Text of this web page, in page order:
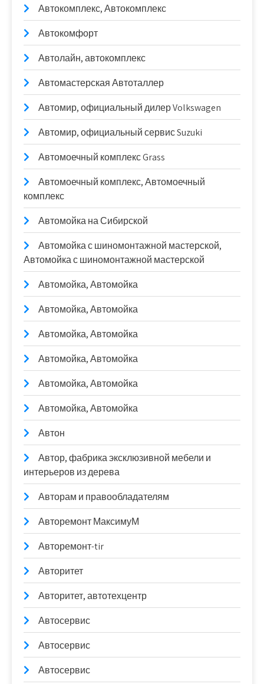
Автокомплекс, Автокомплекс
Автокомфорт
Автолайн, автокомплекс
Автомастерская Автоталлер
Автомир, официальный дилер Volkswagen
Автомир, официальный сервис Suzuki
Автомоечный комплекс Grass
Автомоечный комплекс, Автомоечный
комплекс
Автомойка на Сибирской
Автомойка с шиномонтажной мастерской,
Автомойка с шиномонтажной мастерской
Автомойка, Автомойка
Автомойка, Автомойка
Автомойка, Автомойка
Автомойка, Автомойка
Автомойка, Автомойка
Автомойка, Автомойка
Автон
Автор, фабрика эксклюзивной мебели и
интерьеров из дерева
Авторам и правообладателям
Авторемонт МаксимуМ
Авторемонт-tir
Авторитет
Авторитет, автотехцентр
Автосервис
Автосервис
Автосервис